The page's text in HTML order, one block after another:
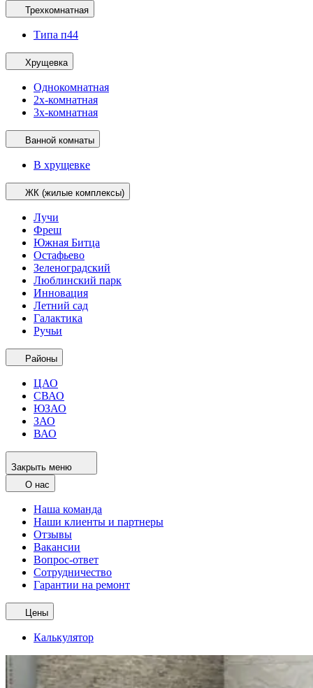
Трехкомнатная
Типа п44
Хрущевка
Однокомнатная
2х-комнатная
3х-комнатная
Ванной комнаты
В хрущевке
ЖК (жилые комплексы)
Лучи
Фреш
Южная Битца
Остафьево
Зеленоградский
Люблинский парк
Инновация
Летний сад
Галактика
Ручьи
Районы
ЦАО
СВАО
ЮЗАО
ЗАО
ВАО
Закрыть меню
О нас
Наша команда
Наши клиенты и партнеры
Отзывы
Вакансии
Вопрос-ответ
Сотрудничество
Гарантии на ремонт
Цены
Калькулятор